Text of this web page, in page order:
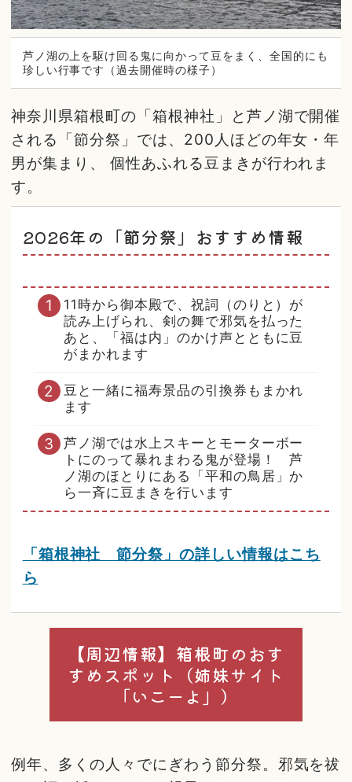
芦ノ湖の上を駆け回る鬼に向かって豆をまく、全国的にも
珍しい行事です（過去開催時の様子）
神奈川県箱根町の「箱根神社」と芦ノ湖で開催
される「節分祭」では、200人ほどの年女・年
男が集まり、 個性あふれる豆まきが行われま
す。
2026年の「節分祭」おすすめ情報
11時から御本殿で、祝詞（のりと）が
読み上げられ、剣の舞で邪気を払った
あと、「福は内」のかけ声とともに豆
がまかれます
豆と一緒に福寿景品の引換券もまかれ
ます
芦ノ湖では水上スキーとモーターボー
トにのって暴れまわる鬼が登場！ 芦
ノ湖のほとりにある「平和の鳥居」か
ら一斉に豆まきを行います
「箱根神社 節分祭」の詳しい情報はこち
ら
【周辺情報】箱根町のおす
すめスポット（姉妹サイト
「いこーよ」）
例年、多くの人々でにぎわう節分祭。邪気を祓